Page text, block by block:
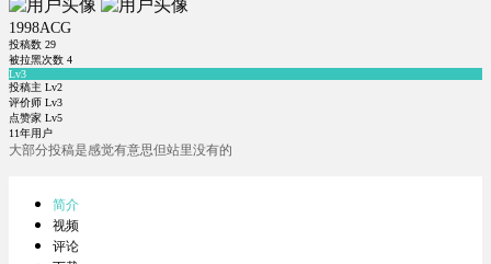
1998ACG
投稿数 29
被拉黑次数 4
Lv3
投稿主 Lv2
评价师 Lv3
点赞家 Lv5
11年用户
大部分投稿是感觉有意思但站里没有的
简介
视频
评论